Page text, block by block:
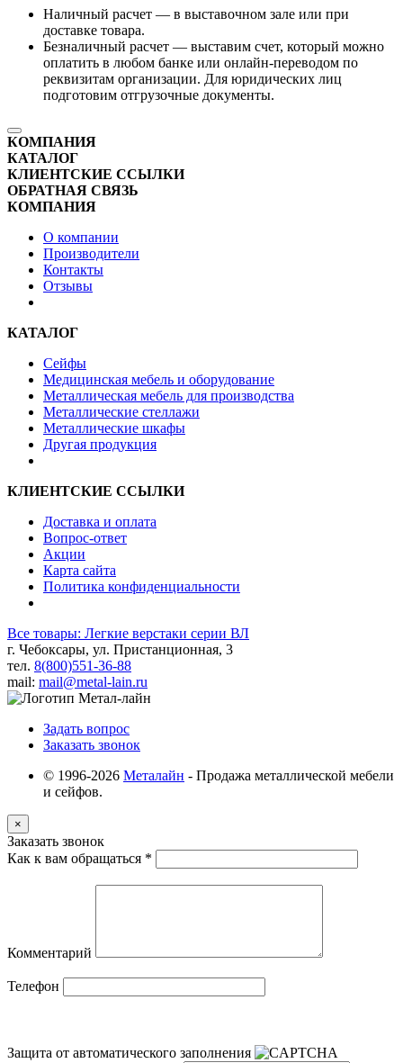
Наличный расчет — в выставочном зале или при
доставке товара.
Безналичный расчет — выставим счет, который можно
оплатить в любом банке или онлайн-переводом по
реквизитам организации. Для юридических лиц
подготовим отгрузочные документы.
КОМПАНИЯ
КАТАЛОГ
КЛИЕНТСКИЕ ССЫЛКИ
ОБРАТНАЯ СВЯЗЬ
КОМПАНИЯ
О компании
Производители
Контакты
Отзывы
КАТАЛОГ
Сейфы
Медицинская мебель и оборудование
Металлическая мебель для производства
Металлические стеллажи
Металлические шкафы
Другая продукция
КЛИЕНТСКИЕ ССЫЛКИ
Доставка и оплата
Вопрос-ответ
Акции
Карта сайта
Политика конфиденциальности
Все товары: Легкие верстаки серии ВЛ
г. Чебоксары, ул. Пристанционная, 3
тел. 8(800)551-36-88
mail: mail@metal-lain.ru
Задать вопрос
Заказать звонок
© 1996-2026 Металайн - Продажа металлической мебели
и сейфов.
×
Заказать звонок
Как к вам обращаться *
Комментарий
Телефон
Защита от автоматического заполнения